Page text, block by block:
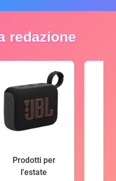
redazione
Prodotti per
l'estate